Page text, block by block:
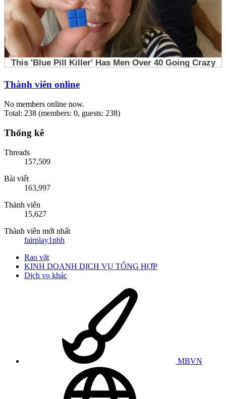
Thành viên online
No members online now.
Total: 238 (members: 0, guests: 238)
Thống kê
Threads
157,509
Bài viết
163,997
Thành viên
15,627
Thành viên mới nhất
fairplay1phh
Rao vặt
KINH DOANH DỊCH VỤ TỔNG HỢP
Dịch vụ khác
MBVN